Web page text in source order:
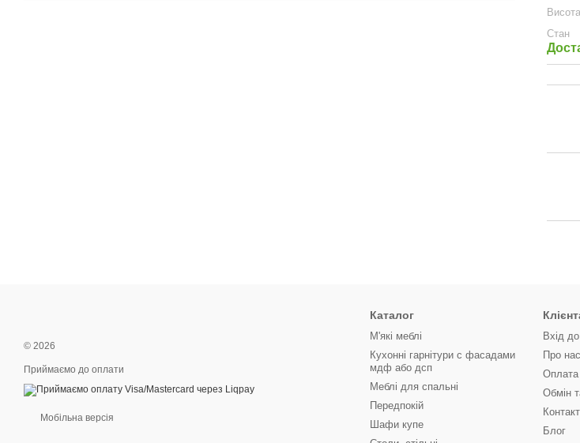
Стан
© 2026
Приймаємо до оплати
Мобільна версія
Каталог
М'які меблі
Кухонні гарнітури с фасадами
мдф або дсп
Меблі для спальні
Передпокій
Шафи купе
Вхід
Про нас
Оплата
Обмін
Блог